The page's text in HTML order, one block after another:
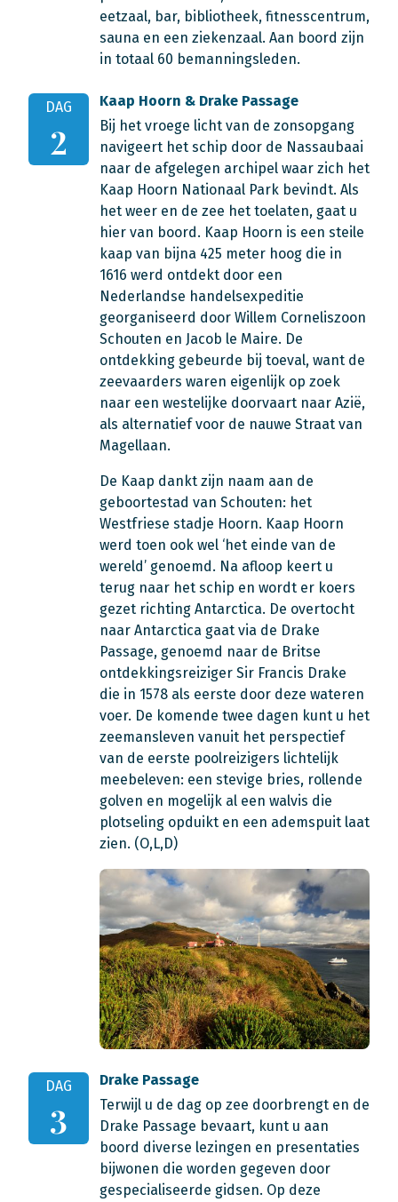
eetzaal, bar, bibliotheek, fitnesscentrum,
sauna en een ziekenzaal. Aan boord zijn
in totaal 60 bemanningsleden.
DAG
2
Kaap Hoorn & Drake Passage
Bij het vroege licht van de zonsopgang
navigeert het schip door de Nassaubaai
naar de afgelegen archipel waar zich het
Kaap Hoorn Nationaal Park bevindt. Als
het weer en de zee het toelaten, gaat u
hier van boord. Kaap Hoorn is een steile
kaap van bijna 425 meter hoog die in
1616 werd ontdekt door een
Nederlandse handelsexpeditie
georganiseerd door Willem Corneliszoon
Schouten en Jacob le Maire. De
ontdekking gebeurde bij toeval, want de
zeevaarders waren eigenlijk op zoek
naar een westelijke doorvaart naar Azië,
als alternatief voor de nauwe Straat van
Magellaan.
De Kaap dankt zijn naam aan de
geboortestad van Schouten: het
Westfriese stadje Hoorn. Kaap Hoorn
werd toen ook wel ‘het einde van de
wereld’ genoemd. Na afloop keert u
terug naar het schip en wordt er koers
gezet richting Antarctica. De overtocht
naar Antarctica gaat via de Drake
Passage, genoemd naar de Britse
ontdekkingsreiziger Sir Francis Drake
die in 1578 als eerste door deze wateren
voer. De komende twee dagen kunt u het
zeemansleven vanuit het perspectief
van de eerste poolreizigers lichtelijk
meebeleven: een stevige bries, rollende
golven en mogelijk al een walvis die
plotseling opduikt en een ademspuit laat
zien. (O,L,D)
DAG
3
Drake Passage
Terwijl u de dag op zee doorbrengt en de
Drake Passage bevaart, kunt u aan
boord diverse lezingen en presentaties
bijwonen die worden gegeven door
gespecialiseerde gidsen. Op deze